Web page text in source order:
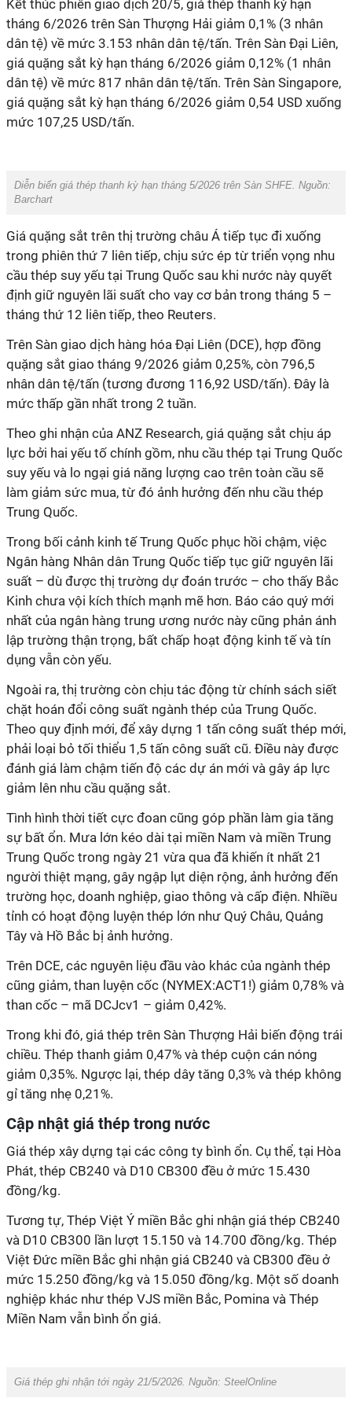
Kết thúc phiên giao dịch 20/5, giá thép thanh kỳ hạn
tháng 6/2026 trên Sàn Thượng Hải giảm 0,1% (3 nhân
dân tệ) về mức 3.153 nhân dân tệ/tấn. Trên Sàn Đại Liên,
giá quặng sắt kỳ hạn tháng 6/2026 giảm 0,12% (1 nhân
dân tệ) về mức 817 nhân dân tệ/tấn. Trên Sàn Singapore,
giá quặng sắt kỳ hạn tháng 6/2026 giảm 0,54 USD xuống
mức 107,25 USD/tấn.
Diễn biến giá thép thanh kỳ hạn tháng 5/2026 trên Sàn SHFE. Nguồn:
Barchart
Giá quặng sắt trên thị trường châu Á tiếp tục đi xuống
trong phiên thứ 7 liên tiếp, chịu sức ép từ triển vọng nhu
cầu thép suy yếu tại Trung Quốc sau khi nước này quyết
định giữ nguyên lãi suất cho vay cơ bản trong tháng 5 –
tháng thứ 12 liên tiếp, theo Reuters.
Trên Sàn giao dịch hàng hóa Đại Liên (DCE), hợp đồng
quặng sắt giao tháng 9/2026 giảm 0,25%, còn 796,5
nhân dân tệ/tấn (tương đương 116,92 USD/tấn). Đây là
mức thấp gần nhất trong 2 tuần.
Theo ghi nhận của ANZ Research, giá quặng sắt chịu áp
lực bởi hai yếu tố chính gồm, nhu cầu thép tại Trung Quốc
suy yếu và lo ngại giá năng lượng cao trên toàn cầu sẽ
làm giảm sức mua, từ đó ảnh hưởng đến nhu cầu thép
Trung Quốc.
Trong bối cảnh kinh tế Trung Quốc phục hồi chậm, việc
Ngân hàng Nhân dân Trung Quốc tiếp tục giữ nguyên lãi
suất – dù được thị trường dự đoán trước – cho thấy Bắc
Kinh chưa vội kích thích mạnh mẽ hơn. Báo cáo quý mới
nhất của ngân hàng trung ương nước này cũng phản ánh
lập trường thận trọng, bất chấp hoạt động kinh tế và tín
dụng vẫn còn yếu.
Ngoài ra, thị trường còn chịu tác động từ chính sách siết
chặt hoán đổi công suất ngành thép của Trung Quốc.
Theo quy định mới, để xây dựng 1 tấn công suất thép mới,
phải loại bỏ tối thiểu 1,5 tấn công suất cũ. Điều này được
đánh giá làm chậm tiến độ các dự án mới và gây áp lực
giảm lên nhu cầu quặng sắt.
Tình hình thời tiết cực đoan cũng góp phần làm gia tăng
sự bất ổn. Mưa lớn kéo dài tại miền Nam và miền Trung
Trung Quốc trong ngày 21 vừa qua đã khiến ít nhất 21
người thiệt mạng, gây ngập lụt diện rộng, ảnh hưởng đến
trường học, doanh nghiệp, giao thông và cấp điện. Nhiều
tỉnh có hoạt động luyện thép lớn như Quý Châu, Quảng
Tây và Hồ Bắc bị ảnh hưởng.
Trên DCE, các nguyên liệu đầu vào khác của ngành thép
cũng giảm, than luyện cốc (NYMEX:ACT1!) giảm 0,78% và
than cốc – mã DCJcv1 – giảm 0,42%.
Trong khi đó, giá thép trên Sàn Thượng Hải biến động trái
chiều. Thép thanh giảm 0,47% và thép cuộn cán nóng
giảm 0,35%. Ngược lại, thép dây tăng 0,3% và thép không
gỉ tăng nhẹ 0,21%.
Cập nhật giá thép trong nước
Giá thép xây dựng tại các công ty bình ổn. Cụ thể, tại Hòa
Phát, thép CB240 và D10 CB300 đều ở mức 15.430
đồng/kg.
Tương tự, Thép Việt Ý miền Bắc ghi nhận giá thép CB240
và D10 CB300 lần lượt 15.150 và 14.700 đồng/kg. Thép
Việt Đức miền Bắc ghi nhận giá CB240 và CB300 đều ở
mức 15.250 đồng/kg và 15.050 đồng/kg. Một số doanh
nghiệp khác như thép VJS miền Bắc, Pomina và Thép
Miền Nam vẫn bình ổn giá.
Giá thép ghi nhận tới ngày 21/5/2026. Nguồn: SteelOnline